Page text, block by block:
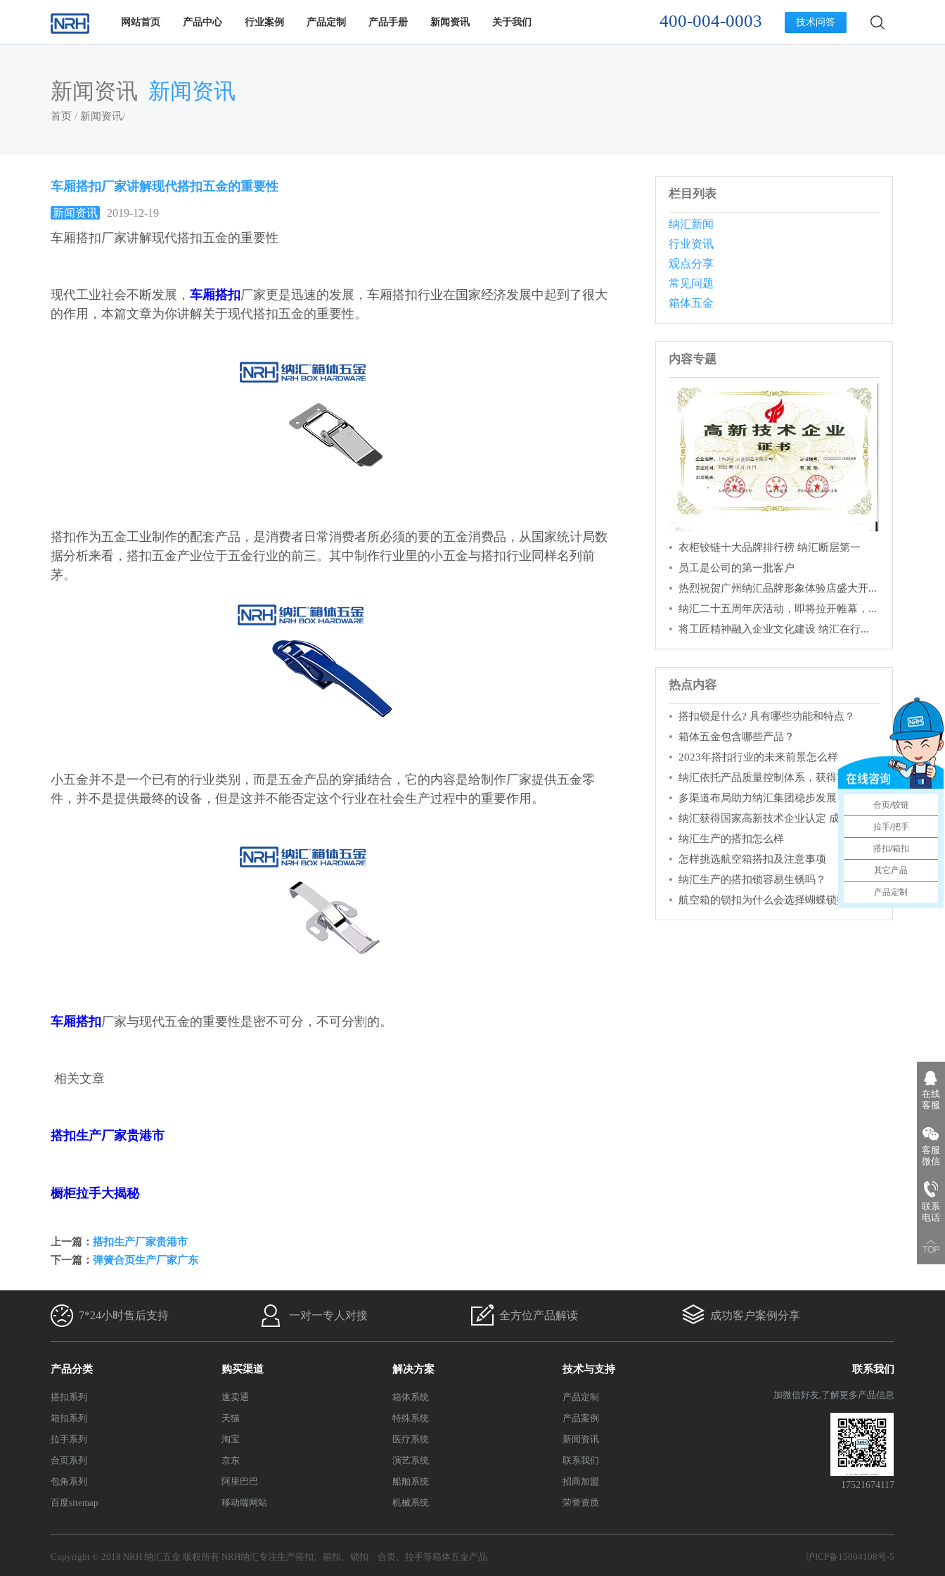
网站首页 产品中心 行业案例 产品定制 产品手册 新闻资讯 关于我们 400-004-0003 技术问答
新闻资讯 新闻资讯
首页 / 新闻资讯/
车厢搭扣厂家讲解现代搭扣五金的重要性
新闻资讯 2019-12-19
车厢搭扣厂家讲解现代搭扣五金的重要性
现代工业社会不断发展， 车厢搭扣厂家更是迅速的发展，车厢搭扣行业在国家经济发展中起到了很大
的作用，本篇文章为你讲解关于现代搭扣五金的重要性。
搭扣作为五金工业制作的配套产品，是消费者日常消费者所必须的要的五金消费品，从国家统计局数
据分析来看，搭扣五金产业位于五金行业的前三。其中制作行业里的小五金与搭扣行业同样名列前
茅。
小五金并不是一个已有的行业类别，而是五金产品的穿插结合，它的内容是给制作厂家提供五金零
件，并不是提供最终的设备，但是这并不能否定这个行业在社会生产过程中的重要作用。
车厢搭扣厂家与现代五金的重要性是密不可分，不可分割的。
相关文章
搭扣生产厂家贵港市
橱柜拉手大揭秘
上一篇： 搭扣生产厂家贵港市
下一篇： 弹簧合页生产厂家广东
栏目列表
纳汇新闻
行业资讯
观点分享
常见问题
箱体五金
内容专题
衣柜铰链十大品牌排行榜 纳汇断层第一
员工是公司的第一批客户
热烈祝贺广州纳汇品牌形象体验店盛大开...
纳汇二十五周年庆活动，即将拉开帷幕，...
将工匠精神融入企业文化建设 纳汇在行...
热点内容
搭扣锁是什么? 具有哪些功能和特点？
箱体五金包含哪些产品？
2023年搭扣行业的未来前景怎么样
纳汇依托产品质量控制体系，获得市场充...
多渠道布局助力纳汇集团稳步发展
纳汇获得国家高新技术企业认定 成为箱...
纳汇生产的搭扣怎么样
怎样挑选航空箱搭扣及注意事项
纳汇生产的搭扣锁容易生锈吗？
航空箱的锁扣为什么会选择蝴蝶锁扣
7*24小时售后支持 一对一专人对接 全方位产品解读 成功客户案例分享
产品分类
搭扣系列
箱扣系列
拉手系列
合页系列
包角系列
百度sitemap
购买渠道
速卖通
天猫
淘宝
京东
阿里巴巴
移动端网站
解决方案
箱体系统
特殊系统
医疗系统
演艺系统
船舶系统
机械系统
技术与支持
产品定制
产品案例
新闻资讯
联系我们
招商加盟
荣誉资质
联系我们
加微信好友,了解更多产品信息
17521674117
Copyright © 2018 NRH 纳汇五金 版权所有 NRH纳汇专注生产搭扣 、 箱扣 、 锁扣 、 合页 、 拉手等箱体五金产品 沪ICP备15004108号-5
在线
客服
客服
微信
联系
电话
合页/铰链
拉手/把手
搭扣/箱扣
其它产品
产品定制